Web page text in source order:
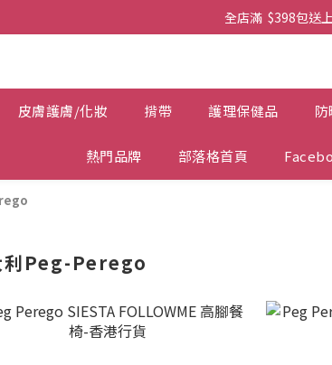
全店滿  $398包送
全店滿  $398包送
免費-簡單設計 禮卡 - 資料請
全店滿  $398包送
皮膚護膚/化妝 揹帶 護理保健品
熱門品牌 部落格首頁
利Peg-Perego